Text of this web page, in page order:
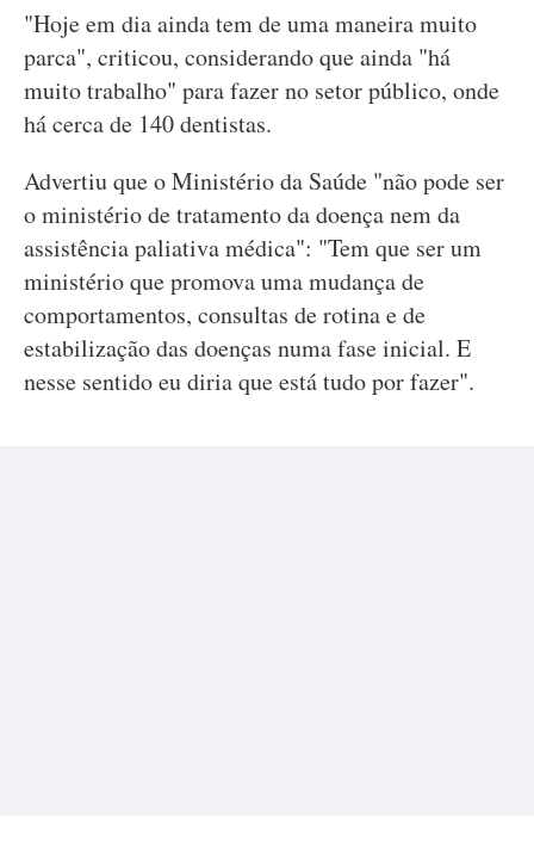
"Hoje em dia ainda tem de uma maneira muito
parca", criticou, considerando que ainda "há
muito trabalho" para fazer no setor público, onde
há cerca de 140 dentistas.
Advertiu que o Ministério da Saúde "não pode ser
o ministério de tratamento da doença nem da
assistência paliativa médica": "Tem que ser um
ministério que promova uma mudança de
comportamentos, consultas de rotina e de
estabilização das doenças numa fase inicial. E
nesse sentido eu diria que está tudo por fazer".